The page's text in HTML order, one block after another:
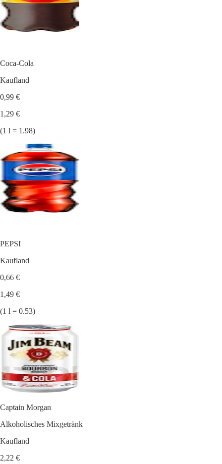
Coca-Cola
Kaufland
0,99 €
1,29 €
(1 l = 1.98)
PEPSI
Kaufland
0,66 €
1,49 €
(1 l = 0.53)
Captain Morgan
Alkoholisches Mixgetränk
Kaufland
2,22 €